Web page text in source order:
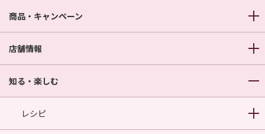
商品・キャンペーン
店舗情報
知る・楽しむ
レシピ